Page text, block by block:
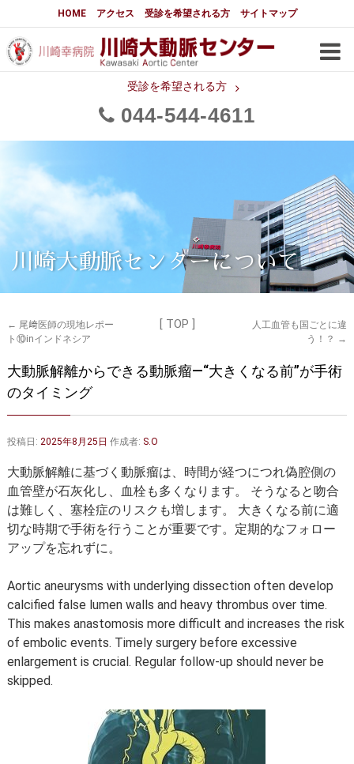
HOME アクセス 受診を希望される方 サイトマップ
受診を希望される方
044 544 4611
大動脈センターについて
はじめに 大動脈センターについて
メディアでの紹介
都道府県別患者マップ 都道府県別紹介病院
大動脈瘤について 基本編
3分でわかる大動脈瘤・大動脈
大動脈瘤
大動脈解離（解離性大動脈瘤）
胸部大動脈瘤の治療
腹部大動脈瘤の治療 急性大動脈解離の治療
何歳まで手術は可能か？
胸部大動脈瘤 胸腹部大動脈瘤
腹部大動脈瘤 大動脈解離
ステントグラフトによる治療 年齢・余病
診察をご希望の方へ
大動脈瘤を指摘されたら？ 診療の流れ
遠方から来院される方は？
治療費について
都道府県別紹介病院 良くある質問
川崎大動脈センターについて
← 尾﨑医師の現地レポー
ト⑩inインドネシア
[ TOP ]
人工血管も国ごとに違
う！？ →
大動脈解離からできる動脈瘤―“大きくなる前”が手術
のタイミング
投稿日: 2025年8月25日 作成者: S.O
大動脈解離に基づく動脈瘤は、時間が経つにつれ偽腔側の
血管壁が石灰化し、血栓も多くなります。 そうなると吻合
は難しく、塞栓症のリスクも増します。 大きくなる前に適
切な時期で手術を行うことが重要です。定期的なフォロー
アップを忘れずに。
Aortic aneurysms with underlying dissection often develop
calcified false lumen walls and heavy thrombus over time.
This makes anastomosis more difficult and increases the risk
of embolic events. Timely surgery before excessive
enlargement is crucial. Regular follow-up should never be
skipped.